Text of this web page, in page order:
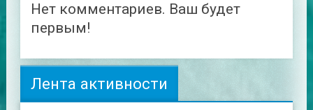
Нет комментариев. Ваш будет
первым!
Лента активности